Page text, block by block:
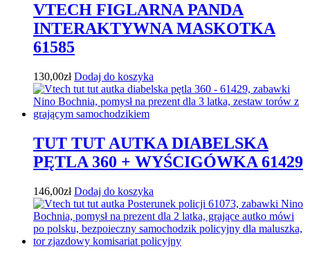
VTECH FIGLARNA PANDA
INTERAKTYWNA MASKOTKA
61585
130,00zł Dodaj do koszyka
TUT TUT AUTKA DIABELSKA
PĘTLA 360 + WYŚCIGÓWKA 61429
146,00zł Dodaj do koszyka